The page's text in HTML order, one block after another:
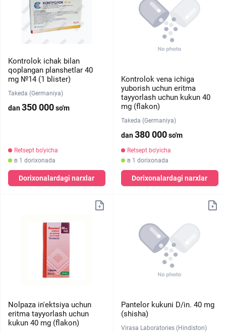
Kontrolok ichak bilan
qoplangan planshetlar 40
mg №14 (1 blister)
Takeda (Germaniya)
dan350 000so'm
Retsept bo'yicha
в 1 dorixonada
Dorixonalardagi narxlar
Kontrolok vena ichiga
yuborish uchun eritma
tayyorlash uchun kukun 40
mg (flakon)
Takeda (Germaniya)
dan380 000so'm
Retsept bo'yicha
в 1 dorixonada
Dorixonalardagi narxlar
Nolpaza in'ektsiya uchun
eritma tayyorlash uchun
kukun 40 mg (flakon)
Pantelor kukuni D/in. 40 mg
(shisha)
Virasa Laboratories (Hindiston)